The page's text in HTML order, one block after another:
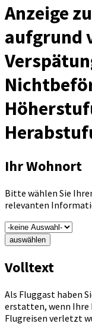
Anzeige
aufgrund
Ihr Wohnort
Bitte wählen Sie
relevanten
auswählen
Volltext
Als Fluggast haben
erstatten, wenn Ihre
Flugreisen verletzt